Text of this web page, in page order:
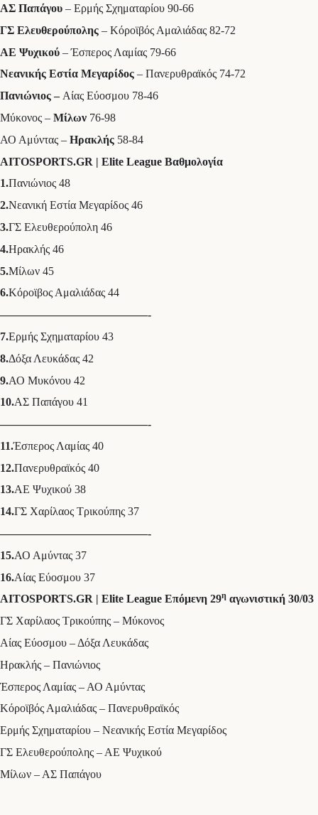
ΑΣ Παπάγου – Ερμής Σχηματαρίου 90-66
ΓΣ Ελευθερούπολης – Κόροϊβός Αμαλιάδας 82-72
ΑΕ Ψυχικού – Έσπερος Λαμίας 79-66
Νεανικής Εστία Μεγαρίδος – Πανερυθραϊκός 74-72
Πανιώνιος –Αίας Εύοσμου 78-46
Μύκονος – Μίλων 76-98
ΑΟ Αμύντας – Ηρακλής 58-84
AITOSPORTS.GR | Elite League Βαθμολογία
1.Πανιώνιος 48
2.Νεανική Εστία Μεγαρίδος 46
3.ΓΣ Ελευθερούπολη 46
4.Ηρακλής 46
5.Μίλων 45
6.Κόροϊβος Αμαλιάδας 44
—————————————-
7.Ερμής Σχηματαρίου 43
8.Δόξα Λευκάδας 42
9.ΑΟ Μυκόνου 42
10.ΑΣ Παπάγου 41
—————————————-
11.Έσπερος Λαμίας 40
12.Πανερυθραϊκός 40
13.ΑΕ Ψυχικού 38
14.ΓΣ Χαρίλαος Τρικούπης 37
—————————————-
15.ΑΟ Αμύντας 37
16.Αίας Εύοσμου 37
AITOSPORTS.GR | Elite League Επόμενη 29η αγωνιστική 30/03
ΓΣ Χαρίλαος Τρικούπης – Μύκονος
Αίας Εύοσμου – Δόξα Λευκάδας
Ηρακλής – Πανιώνιος
Έσπερος Λαμίας – ΑΟ Αμύντας
Κόροϊβός Αμαλιάδας – Πανερυθραϊκός
Ερμής Σχηματαρίου – Νεανικής Εστία Μεγαρίδος
ΓΣ Ελευθερούπολης – ΑΕ Ψυχικού
Μίλων – ΑΣ Παπάγου